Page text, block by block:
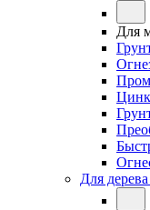
Для
Для дерева